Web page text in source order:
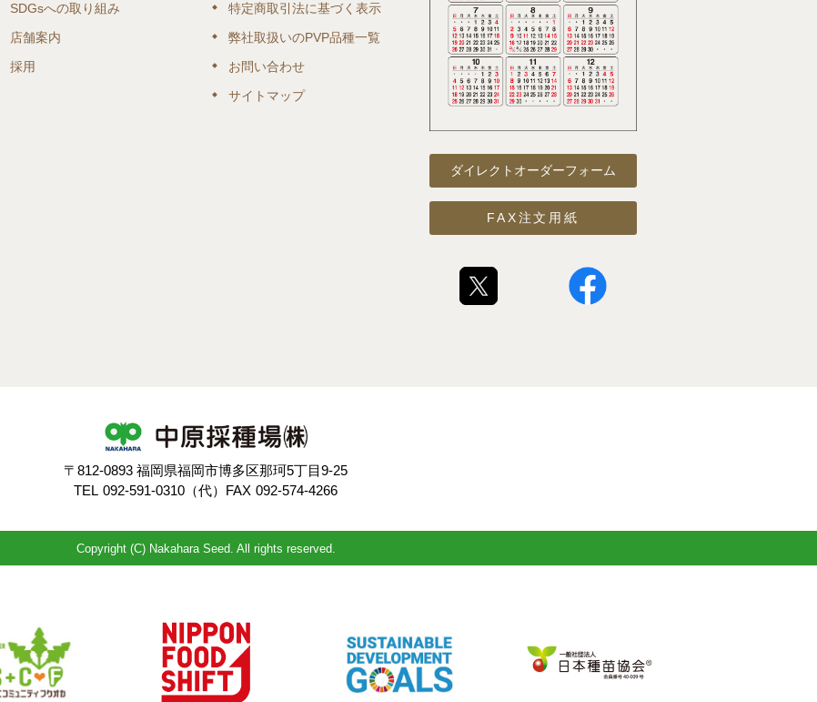
SDGsへの取り組み
店舗案内
採用
特定商取引法に基づく表示
弊社取扱いのPVP品種一覧
お問い合わせ
サイトマップ
ダイレクトオーダーフォーム
FAX注文用紙
〒812-0893 福岡県福岡市博多区那珂5丁目9-25
TEL 092-591-0310（代） FAX 092-574-4266
Copyright (C) Nakahara Seed. All rights reserved.